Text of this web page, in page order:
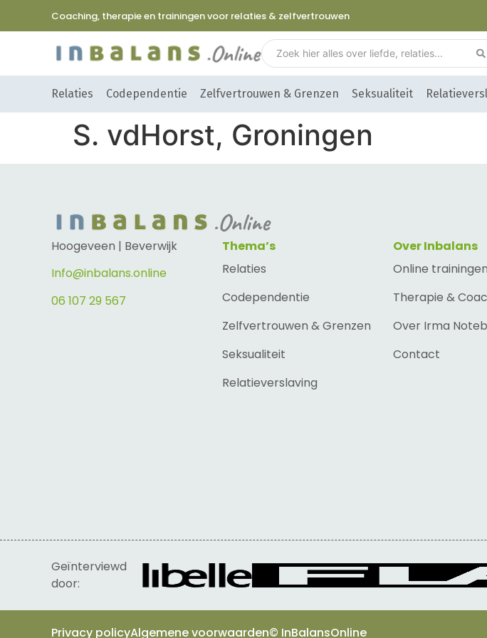
Coaching, therapie en trainingen voor relaties & zelfvertrouwen
Relaties Codependentie Zelfvertrouwen & Grenzen Seksualiteit
S. vdHorst, Groningen
Hoogeveen | Beverwijk
Info@inbalans.online
06 107 29 567
Thema’s
Relaties
Codependentie
Zelfvertrouwen & Grenzen
Seksualiteit
Relatieverslaving
Over Inbalans
Online trainingen
Therapie &
Over Irma
Contact
Geïnterviewd
door:
Privacy policyAlgemene voorwaarden© InBalansOnline